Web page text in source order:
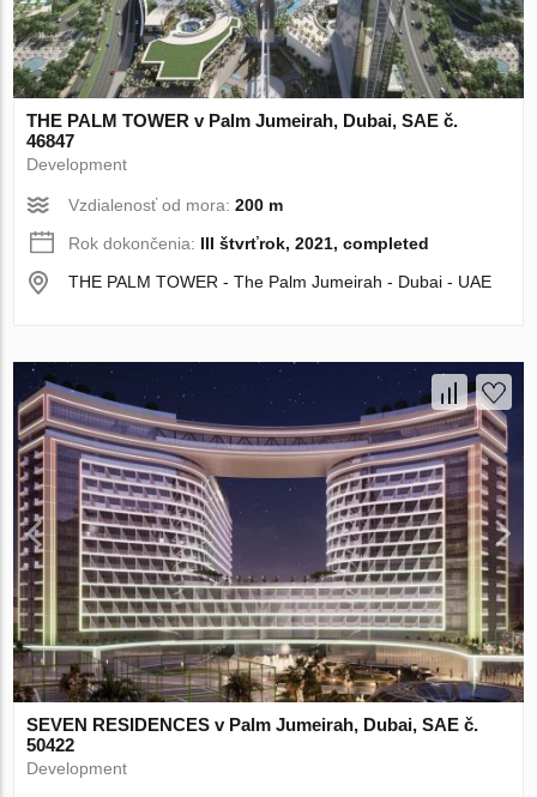
THE PALM TOWER v Palm Jumeirah, Dubai, SAE č.
46847
Development
Vzdialenosť od mora:200 m
Rok dokončenia: III štvrťrok, 2021, completed
THE PALM TOWER - The Palm Jumeirah - Dubai - UAE
SEVEN RESIDENCES v Palm Jumeirah, Dubai, SAE č.
50422
Development